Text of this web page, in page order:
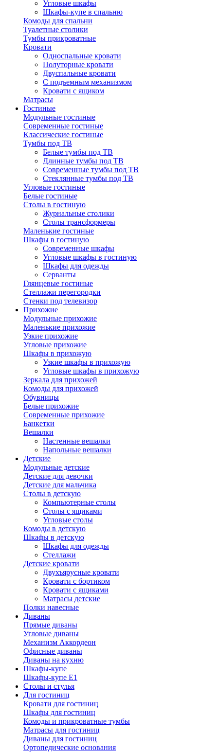
Угловые шкафы
Шкафы-купе в спальню
Комоды для спальни
Туалетные столики
Тумбы прикроватные
Кровати
Односпальные кровати
Полуторные кровати
Двуспальные кровати
С подъемным механизмом
Кровати с ящиком
Матрасы
Гостиные
Модульные гостиные
Современные гостиные
Классические гостиные
Тумбы под ТВ
Белые тумбы под ТВ
Длинные тумбы под ТВ
Современные тумбы под ТВ
Стеклянные тумбы под ТВ
Угловые гостиные
Белые гостиные
Столы в гостиную
Журнальные столики
Столы трансформеры
Маленькие гостиные
Шкафы в гостиную
Современные шкафы
Угловые шкафы в гостиную
Шкафы для одежды
Серванты
Глянцевые гостиные
Стеллажи перегородки
Стенки под телевизор
Прихожие
Модульные прихожие
Маленькие прихожие
Узкие прихожие
Угловые прихожие
Шкафы в прихожую
Узкие шкафы в прихожую
Угловые шкафы в прихожую
Зеркала для прихожей
Комоды для прихожей
Обувницы
Белые прихожие
Современные прихожие
Банкетки
Вешалки
Настенные вешалки
Напольные вешалки
Детские
Модульные детские
Детские для девочки
Детские для мальчика
Столы в детскую
Компьютерные столы
Столы с ящиками
Угловые столы
Комоды в детскую
Шкафы в детскую
Шкафы для одежды
Стеллажи
Детские кровати
Двухъярусные кровати
Кровати с бортиком
Кровати с ящиками
Матрасы детские
Полки навесные
Диваны
Прямые диваны
Угловые диваны
Механизм Аккордеон
Офисные диваны
Диваны на кухню
Шкафы-купе
Шкафы-купе Е1
Столы и стулья
Для гостиниц
Кровати для гостиниц
Шкафы для гостиниц
Комоды и прикроватные тумбы
Матрасы для гостиниц
Диваны для гостиниц
Ортопедические основания